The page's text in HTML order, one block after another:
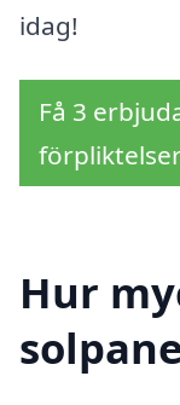
idag!
Få 3
Hur